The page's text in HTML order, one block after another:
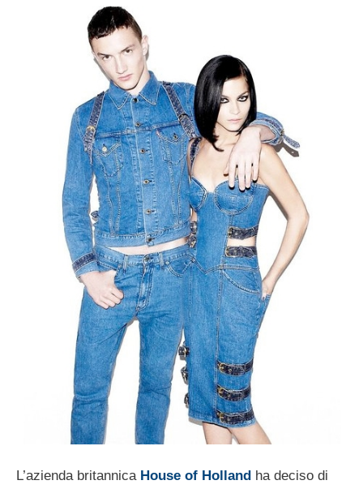
L’azienda britannica House of Holland ha deciso di